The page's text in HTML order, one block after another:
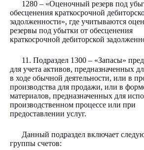
1280 – «Оценочный резерв под
обесценения краткосрочной
задолженности», где учитываются
резервы под убытки от обесценения
краткосрочной дебиторской
11. Подраздел 1300 – «Запасы»
для учета активов, предназначенных
в ходе обычной деятельности, или в
производства для продажи, или в
материалов, предназначенных для
производственном процессе или при
предоставлении услуг.
Данный подраздел включает
группы счетов: